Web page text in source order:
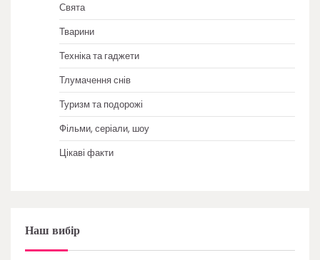
Свята
Тварини
Техніка та гаджети
Тлумачення снів
Туризм та подорожі
Фільми, серіали, шоу
Цікаві факти
Наш вибір